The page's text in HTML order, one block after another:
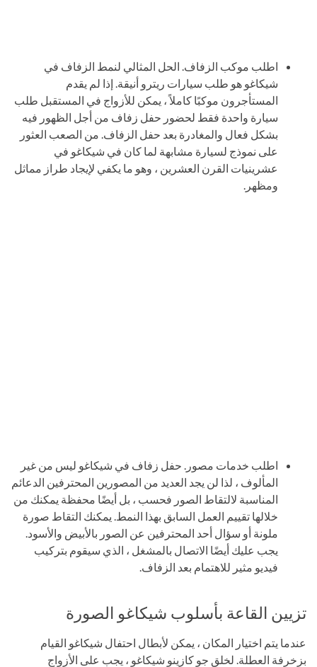
اطلب موكب الزفاف. الحل المثالي لنمط الزفاف في
شيكاغو هو طلب سيارات ريترو أنيقة. إذا لم يقدم
المستأجرون موكبًا كاملاً ، يمكن للأزواج في المستقبل طلب
سيارة واحدة فقط لحضور حفل زفاف من أجل الظهور فيه
بشكل فعال والمغادرة بعد حفل الزفاف. من الصعب العثور
على نموذج لسيارة مشابهة لما كان في شيكاغو في
عشرينيات القرن العشرين ، وهو ما يكفي لإيجاد طراز مماثل
ومظهر.
اطلب خدمات مصور. حفل زفاف في شيكاغو ليس من غير
المألوف ، لذا لن يجد العديد من المصورين المحترفين الدعائم
المناسبة لالتقاط الصور فحسب ، بل أيضًا محفظة يمكنك من
خلالها تقييم العمل السابق بهذا النمط. يمكنك التقاط صورة
ملونة أو سؤال أحد المحترفين عن الصور بالأبيض والأسود.
يجب عليك أيضًا الاتصال بالمشغل ، الذي سيقوم بتركيب
فيديو مثير للاهتمام بعد الزفاف.
تزيين القاعة بأسلوب شيكاغو الصورة
عندما يتم اختيار المكان ، يمكن لأبطال احتفال شيكاغو القيام
بزخرفة العطلة. لخلق جو كازينو شيكاغو ، يجب على الأزواج